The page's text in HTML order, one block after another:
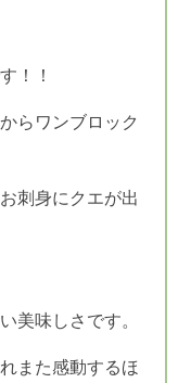
！！
らワンブロック
刺身にクエが出
美味しさです。
また感動するほ